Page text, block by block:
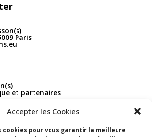
Accepter les Cookies
cookies pour vous garantir la meilleure
Paris
et partenaires